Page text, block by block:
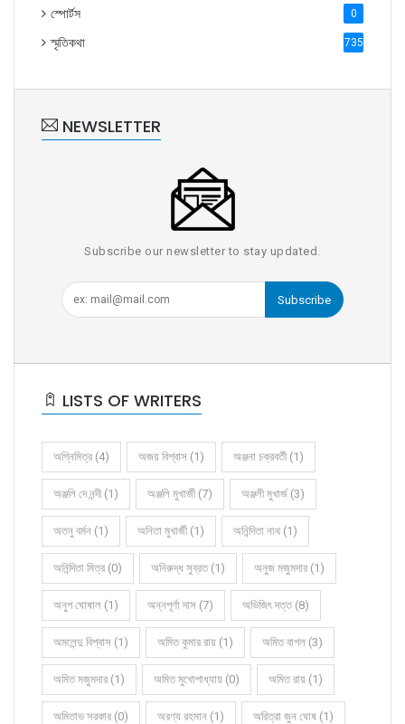
স্পোর্টস 0
স্মৃতিকথা 735
NEWSLETTER
Subscribe our newsletter to stay updated.
Subscribe
LISTS OF WRITERS
অগ্নিমিত্র (4) অজয় বিশ্বাস (1) অঞ্জনা চক্রবর্তী (1)
অঞ্জলি দে নন্দী (1) অঞ্জলি মুখার্জী (7) অঞ্জলী মুখার্জ (3)
অতনু বর্মন (1) অনিতা মুখার্জী (1) অনিন্দিতা নাথ (1)
অনিন্দিতা মিত্র (0) অনিরুদ্ধ সুব্রত (1) অনুজ মজুমদার (1)
অনুপ ঘোষাল (1) অন্নপূর্ণা দাস (7) অভিজিৎ দত্ত (8)
অমলেন্দু বিশ্বাস (1) অমিত কুমার রায় (1) অমিত বাগল (3)
অমিত মজুমদার (1) অমিত মুখোপাধ্যায় (0) অমিত রায় (1)
অমিতাভ সরকার (0) অরণ্য রহমান (1) অরিত্রা জুন ঘোষ (1)